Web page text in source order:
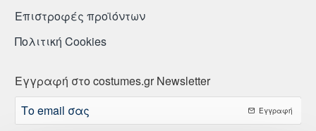
Επιστροφές προϊόντων
Πολιτική Cookies
Εγγραφή στο costumes.gr Newsletter
email
Εγγραφή